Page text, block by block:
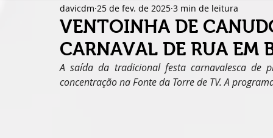
VENTOINHA DE
CARNAVAL DE RUA EM
davicdm 25 de fev. de 2025 3 min de leitura
A saída da tradicional festa carnavalesca de
concentração na Fonte da Torre de TV. A